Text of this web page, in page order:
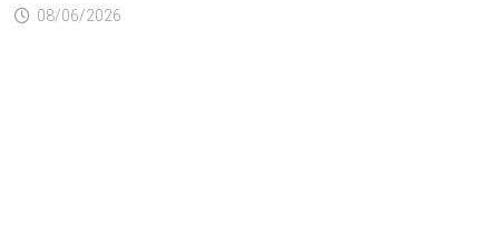
08/06/2026